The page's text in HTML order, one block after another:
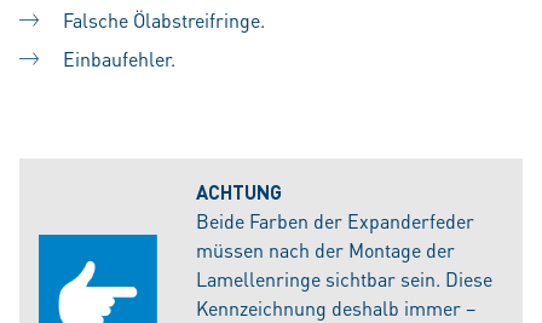
Falsche Ölabstreifringe.
Einbaufehler.
ACHTUNG
Beide Farben der Expanderfeder
müssen nach der Montage der
Lamellenringe sichtbar sein. Diese
Kennzeichnung deshalb immer –